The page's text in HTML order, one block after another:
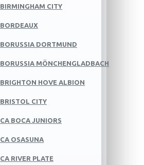
BIRMINGHAM CITY
BORDEAUX
BORUSSIA DORTMUND
BORUSSIA MÖNCHENGLADBACH
BRIGHTON HOVE ALBION
BRISTOL CITY
CA BOCA JUNIORS
CA OSASUNA
CA RIVER PLATE